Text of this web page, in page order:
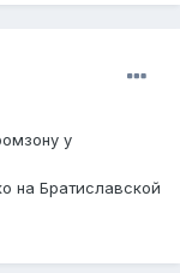
у
на Братиславской